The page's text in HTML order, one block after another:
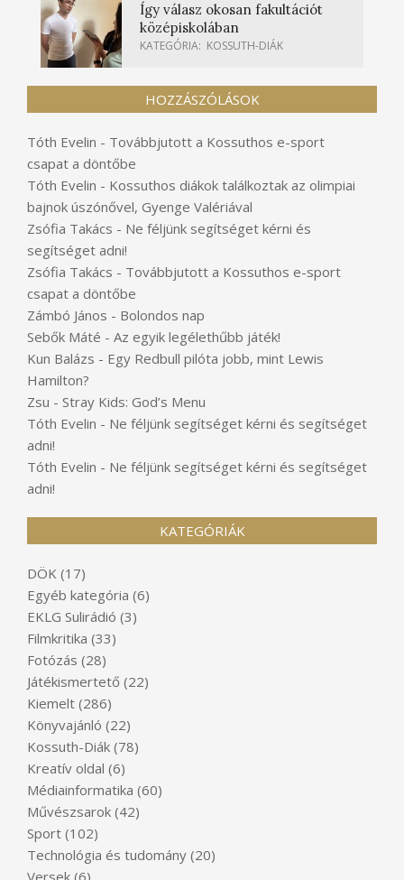
Így válasz okosan fakultációt
középiskolában
KATEGÓRIA: KOSSUTH-DIÁK
HOZZÁSZÓLÁSOK
Tóth Evelin - Továbbjutott a Kossuthos e-sport
csapat a döntőbe
Tóth Evelin - Kossuthos diákok találkoztak az olimpiai
bajnok úszónővel, Gyenge Valériával
Zsófia Takács - Ne féljünk segítséget kérni és
segítséget adni!
Zsófia Takács - Továbbjutott a Kossuthos e-sport
csapat a döntőbe
Zámbó János - Bolondos nap
Sebők Máté - Az egyik legélethűbb játék!
Kun Balázs - Egy Redbull pilóta jobb, mint Lewis
Hamilton?
Zsu - Stray Kids: God’s Menu
Tóth Evelin - Ne féljünk segítséget kérni és segítséget
adni!
Tóth Evelin - Ne féljünk segítséget kérni és segítséget
adni!
KATEGÓRIÁK
DÖK (17)
Egyéb kategória (6)
EKLG Sulirádió (3)
Filmkritika (33)
Fotózás (28)
Játékismertető (22)
Kiemelt (286)
Könyvajánló (22)
Kossuth-Diák (78)
Kreatív oldal (6)
Médiainformatika (60)
Művészsarok (42)
Sport (102)
Technológia és tudomány (20)
Versek (6)